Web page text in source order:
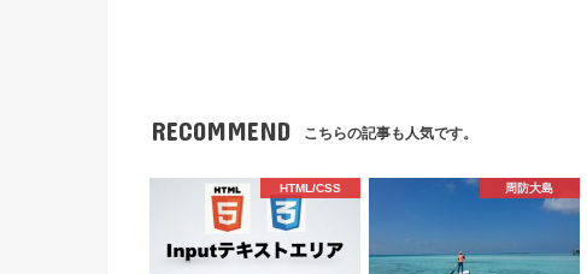
RECOMMEND こちらの記事も人気です。
HTML/CSS 周防大島